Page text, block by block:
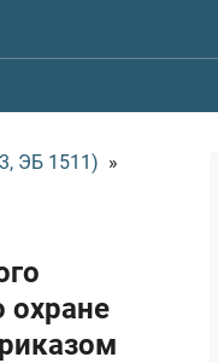
ЭБ 1511) »
охране